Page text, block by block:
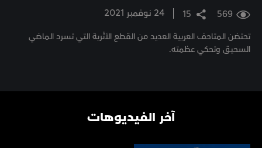
569
15 24 نوفمبر 2021
تحتضن المتاحف العربية العديد من القطع الأثرية التي تسرد الماضي
السحيق وتحكي عظمته.
آخر الفيديوهات